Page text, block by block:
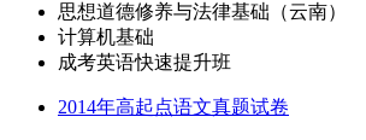
思想道德修养与法律基础（云南）
计算机基础
成考英语快速提升班
2014年高起点语文真题试卷